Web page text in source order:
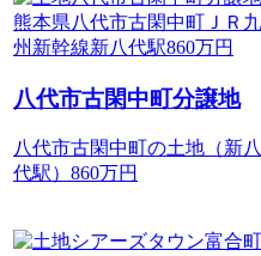
八代市古閑中町分譲地
八代市古閑中町の土地（新八
代駅）860万円